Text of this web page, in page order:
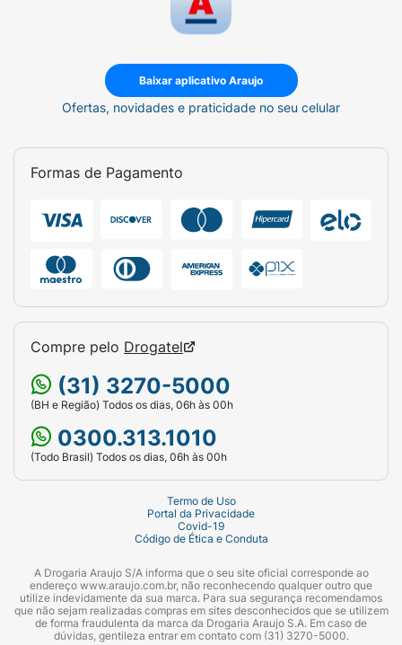
Baixar aplicativo Araujo
Ofertas, novidades e praticidade no seu celular
Formas de Pagamento
Compre pelo Drogatel
(31) 3270-5000
(BH e Região) Todos os dias, 06h às 00h
0300.313.1010
(Todo Brasil) Todos os dias, 06h às 00h
Termo de Uso
Portal da Privacidade
Covid-19
Código de Ética e Conduta
A Drogaria Araujo S/A informa que o seu site oficial corresponde ao
endereço www.araujo.com.br, não reconhecendo qualquer outro que
utilize indevidamente da sua marca. Para sua segurança recomendamos
que não sejam realizadas compras em sites desconhecidos que se utilizem
de forma fraudulenta da marca da Drogaria Araujo S.A. Em caso de
dúvidas, gentileza entrar em contato com (31) 3270-5000.